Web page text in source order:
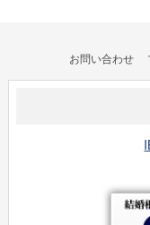
お問い合わせ